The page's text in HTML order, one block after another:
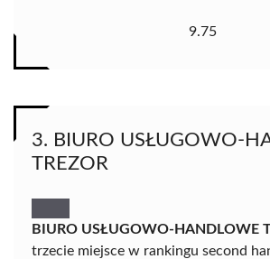
9.75
3. BIURO USŁUGOWO-
TREZOR
BIURO USŁUGOWO-HANDLOWE
trzecie miejsce w rankingu second